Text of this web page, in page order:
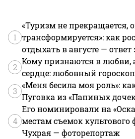
1
«Туризм не прекращается,
трансформируется»: как
отдыхать в августе — ответ
2
Кому признаются в любви,
сердце: любовный
3
«Меня бесила моя роль»:
Пуговка из «Папиных
4
Его номинировали на
местам съемок культового
Чухрая — фоторепортаж